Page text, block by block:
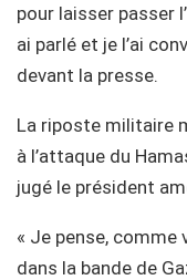
pour laisser passer
ai parlé et je l’ai
devant la presse.
La riposte militaire
à l’attaque du
jugé le président
« Je pense, comme
dans la bande de